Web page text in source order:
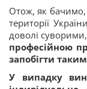
Отож, як бачимо,
території
доволі
професійною
запобігти
У випадку